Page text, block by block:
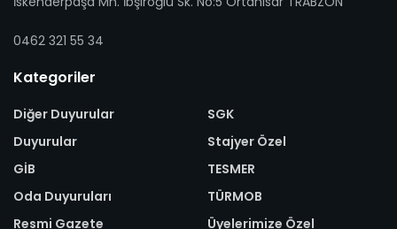
0462 321 55 34
Kategoriler
Diğer Duyurular
Duyurular
GİB
Oda Duyuruları
Resmi Gazete
SGK
Stajyer Özel
TESMER
TÜRMOB
Üyelerimize Özel